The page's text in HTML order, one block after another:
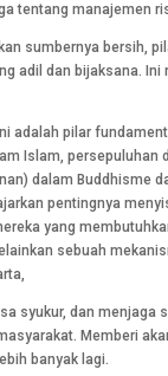
tentang manajemen
sumbernya bersih,
adil dan bijaksana. Ini
adalah pilar
Islam, persepuluhan
dalam Buddhisme
pentingnya
yang
sebuah
syukur, dan menjaga
Memberi
banyak lagi.